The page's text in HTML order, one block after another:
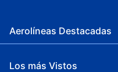
Aerolíneas Destacadas
Los más Vistos